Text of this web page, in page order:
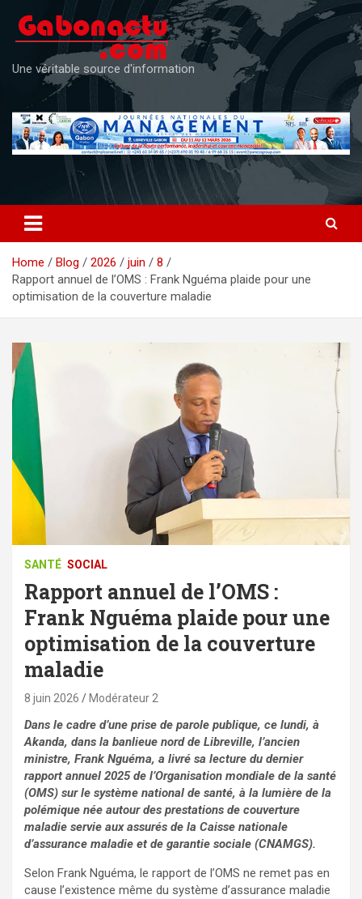
content
Une véritable source d'information
Home Blog 2026 juin
8
Rapport annuel de l’OMS : Frank Nguéma plaide pour une
optimisation de la couverture maladie
SANTÉ SOCIAL
Rapport annuel de l’OMS :
Frank Nguéma plaide pour une
optimisation de la couverture
maladie
8 juin 2026 Modérateur 2
Dans le cadre d’une prise de parole publique, ce lundi, à
Akanda, dans la banlieue nord de Libreville, l’ancien
ministre, Frank Nguéma, a livré sa lecture du dernier
rapport annuel 2025 de l’Organisation mondiale de la santé
(OMS) sur le système national de santé, à la lumière de la
polémique née autour des prestations de couverture
maladie servie aux assurés de la Caisse nationale
d’assurance maladie et de garantie sociale (CNAMGS).
Selon Frank Nguéma, le rapport de l’OMS ne remet pas en
cause l’existence même du système d’assurance maladie